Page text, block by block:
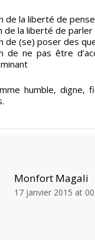
de la liberté de
de la liberté de parler
de (se) poser des
de ne pas être
humble, digne,
Monfort Magali
17 janvier 2015 at